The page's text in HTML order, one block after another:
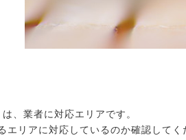
、業者に対応エリアです。
エリアに対応しているのか確認してく